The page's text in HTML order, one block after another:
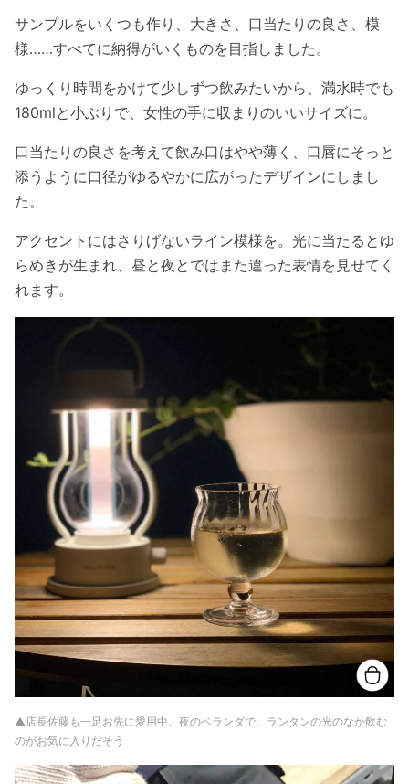
サンプルをいくつも作り、大きさ、口当たりの良さ、模
様……すべてに納得がいくものを目指しました。
ゆっくり時間をかけて少しずつ飲みたいから、満水時でも
180mlと小ぶりで、女性の手に収まりのいいサイズに。
口当たりの良さを考えて飲み口はやや薄く、口唇にそっと
添うように口径がゆるやかに広がったデザインにしまし
た。
アクセントにはさりげないライン模様を。光に当たるとゆ
らめきが生まれ、昼と夜とではまた違った表情を見せてく
れます。
▲店長佐藤も一足お先に愛用中。夜のベランダで、ランタンの光のなか飲む
のがお気に入りだそう